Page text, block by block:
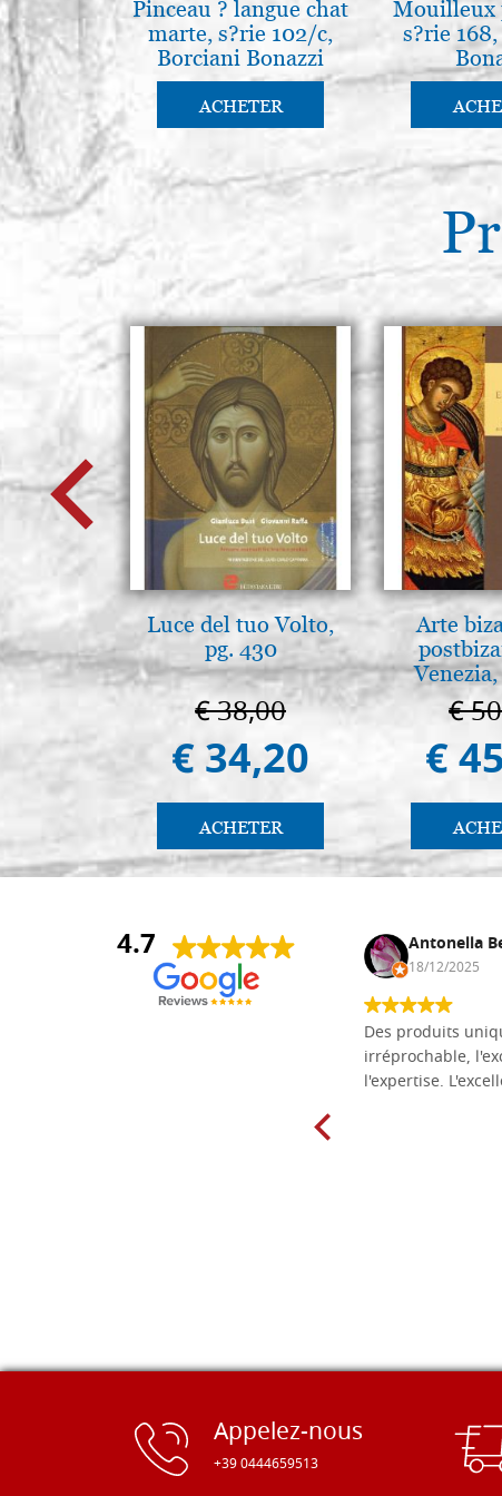
Pinceau ? langue chat
marte, s?rie 102/c,
Borciani Bonazzi
ACHETER
Mouilleux
s?rie
Luce del tuo Volto,
pg. 430
€ 38,00
€ 34,20
ACHETER
Arte
€
€
4.7
Daniel Vandewalle Antonella
18/12/2025
Des produits
irréprochable,
l'expertise.
Appelez-nous
+39 0444659513